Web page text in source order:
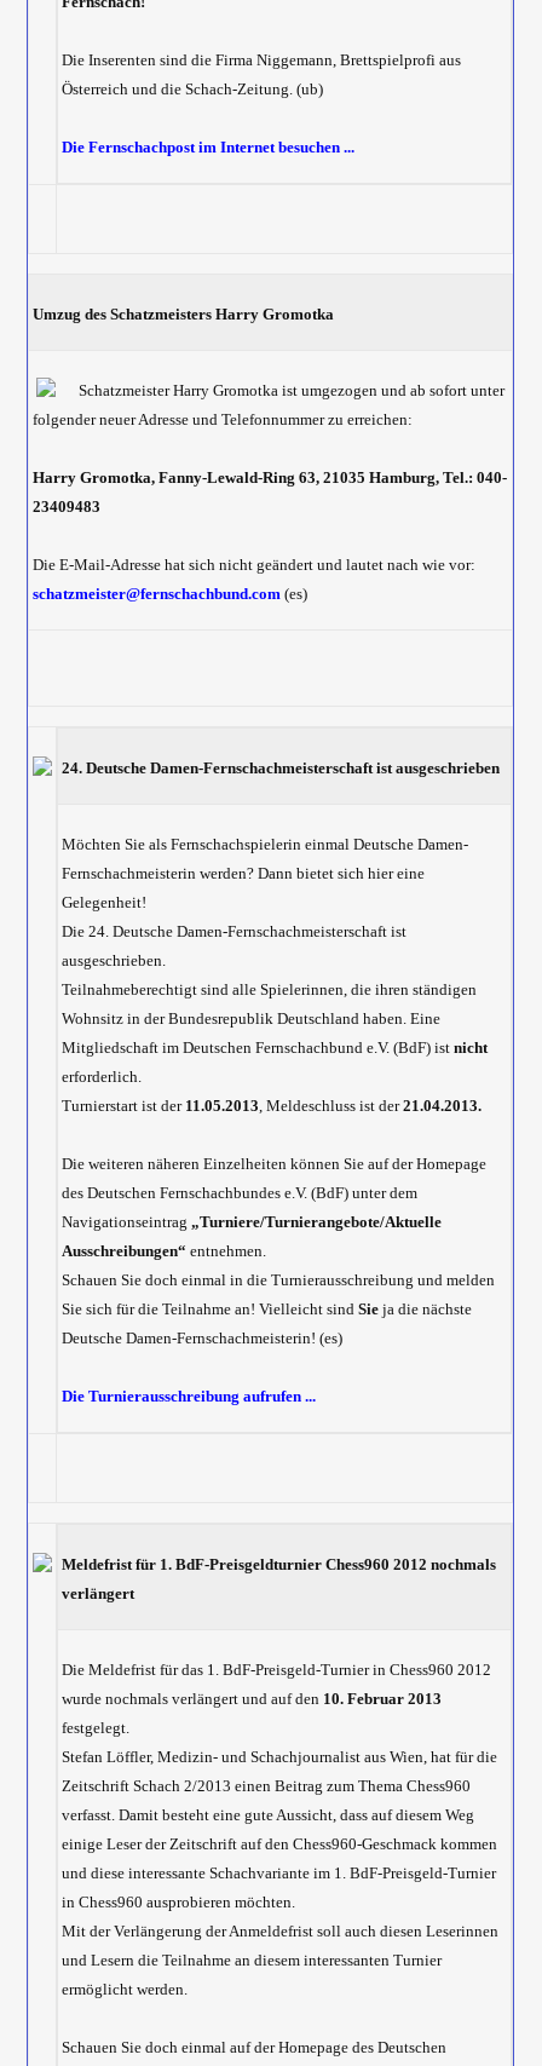
Die Inserenten sind die Firma Niggemann, Brettspielprofi aus
Österreich und die Schach-Zeitung. (ub)
Die Fernschachpost im Internet besuchen ...
Umzug des Schatzmeisters Harry Gromotka
Schatzmeister Harry Gromotka ist umgezogen und ab sofort unter
folgender neuer Adresse und Telefonnummer zu erreichen:
Harry Gromotka, Fanny-Lewald-Ring 63, 21035 Hamburg, Tel.: 040-
23409483
Die E-Mail-Adresse hat sich nicht geändert und lautet nach wie vor:
schatzmeister@fernschachbund.com (es)
24. Deutsche Damen-Fernschachmeisterschaft ist ausgeschrieben
Möchten Sie als Fernschachspielerin einmal Deutsche Damen-
Fernschachmeisterin werden? Dann bietet sich hier eine
Gelegenheit!
Die 24. Deutsche Damen-Fernschachmeisterschaft ist
ausgeschrieben.
Teilnahmeberechtigt sind alle Spielerinnen, die ihren ständigen
Wohnsitz in der Bundesrepublik Deutschland haben. Eine
Mitgliedschaft im Deutschen Fernschachbund e.V. (BdF) istnicht
erforderlich.
Turnierstart ist der 11.05.2013, Meldeschluss ist der21.04.2013.
Die weiteren näheren Einzelheiten können Sie auf der Homepage
des Deutschen Fernschachbundes e.V. (BdF) unter dem
Navigationseintrag„Turniere/Turnierangebote/Aktuelle
Ausschreibungen“ entnehmen.
Schauen Sie doch einmal in die Turnierausschreibung und melden
Sie sich für die Teilnahme an! Vielleicht sindSieja die nächste
Deutsche Damen-Fernschachmeisterin! (es)
Die Turnierausschreibung aufrufen ...
Meldefrist für 1. BdF-Preisgeldturnier Chess960 2012 nochmals
verlängert
Die Meldefrist für das 1. BdF-Preisgeld-Turnier in Chess960 2012
wurde nochmals verlängert und auf den 10. Februar 2013
festgelegt.
Stefan Löffler, Medizin- und Schachjournalist aus Wien, hat für die
Zeitschrift Schach 2/2013 einen Beitrag zum Thema Chess960
verfasst. Damit besteht eine gute Aussicht, dass auf diesem Weg
einige Leser der Zeitschrift auf den Chess960-Geschmack kommen
und diese interessante Schachvariante im 1. BdF-Preisgeld-Turnier
in Chess960 ausprobieren möchten.
Mit der Verlängerung der Anmeldefrist soll auch diesen Leserinnen
und Lesern die Teilnahme an diesem interessanten Turnier
ermöglicht werden.
Schauen Sie doch einmal auf der Homepage des Deutschen